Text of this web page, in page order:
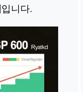
입니다.